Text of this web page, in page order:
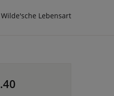
Lebensart